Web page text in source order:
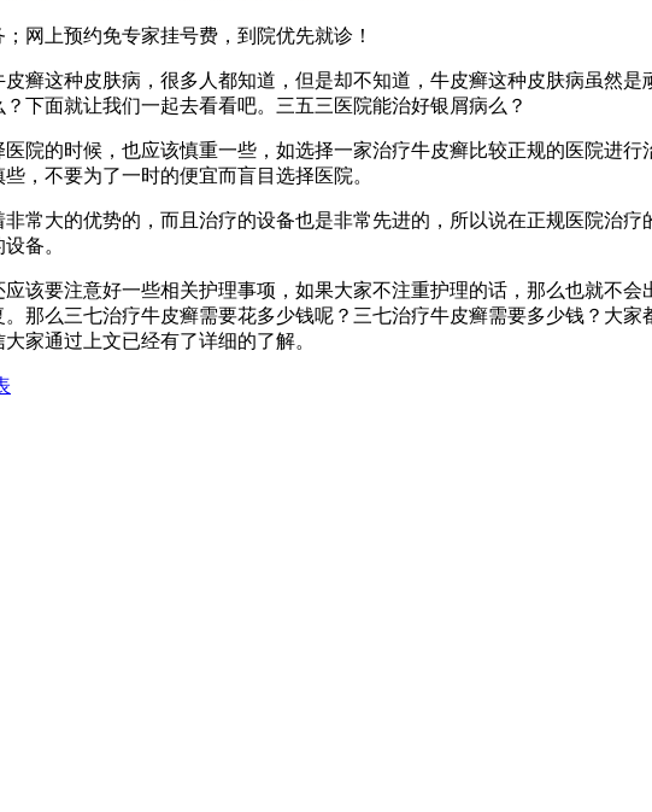
网上预约免专家挂号费，到院优先就诊！
癣这种皮肤病，很多人都知道，但是却不知道，牛皮癣这种皮肤病虽然
下面就让我们一起去看看吧。三五三医院能治好银屑病么？
院的时候，也应该慎重一些，如选择一家治疗牛皮癣比较正规的医院进
，不要为了一时的便宜而盲目选择医院。
常大的优势的，而且治疗的设备也是非常先进的，所以说在正规医院治
备。
该要注意好一些相关护理事项，如果大家不注重护理的话，那么也就不
那么三七治疗牛皮癣需要花多少钱呢？三七治疗牛皮癣需要多少钱？大
家通过上文已经有了详细的了解。